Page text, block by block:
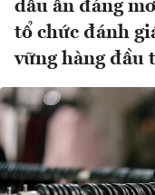
dấu ấn đáng
tổ chức đánh
vững hàng đầu